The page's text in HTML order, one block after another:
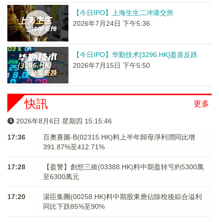
【今日IPO】上海生生二冲港交所
2026年7月24日 下午5:36
【今日IPO】华勤技术[3296.HK]盈喜反跌
2026年7月15日 下午5:50
更多
快訊
2026年8月6日 星期四 15:15:47
17:36
百奧賽圖-B(02315.HK)料上半年歸母淨利潤同比增
391.87%至412.71%
17:28
【盈警】創想三維(03388.HK)料中期盈转亏約5300萬
至6300萬元
17:20
湯臣集團(00258.HK)料中期股東應佔除稅後綜合溢利
同比下跌85%至90%